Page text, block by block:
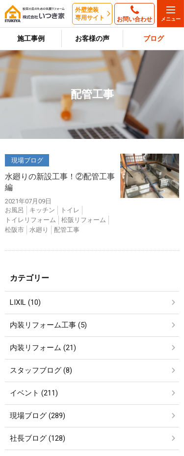
外壁塗装
専用サイト
お問い合わせ
施工事例 お客様の声 ブログ
配管工事
現場ブログ
水廻りの新設工事！②配管工事
編
2021年07月09日
お風呂
キッチン
トイレ
トイレリフォーム
松阪リフォーム
松阪市
水廻り 配管工事
カテゴリー
LIXIL (10)
内装リフォーム工事 (5)
内装リフォーム (21)
スタッフブログ (8)
イベント (211)
現場ブログ (289)
社長ブログ (128)